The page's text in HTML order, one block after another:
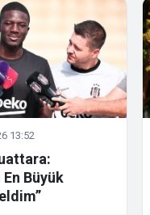
13:52
En Büyük